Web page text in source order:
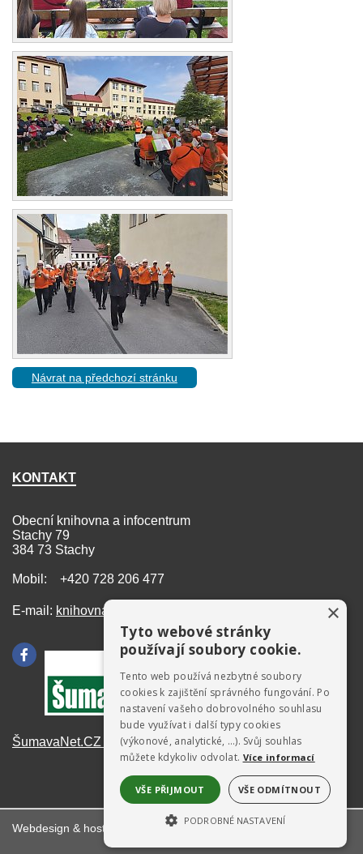
Návrat na předchozí stránku
KONTAKT
Obecní knihovna a infocentrum
Stachy 79
384 73 Stachy
Mobil: +420 728 206 477
E-mail: knihovna@stachy.net
ŠumavaNet.CZ - informace o regionu
Webdesign & hosting: ŠumavaNet.CZ
×
Tyto webové stránky
používají soubory cookie.
Tento web používá nezbytné soubory
cookies k zajištění správného fungování. Po
nastavení vašeho dobrovolného souhlasu
bude využívat i další typy cookies
(výkonové, analytické, …). Svůj souhlas
můžete kdykoliv odvolat. Více informací
VŠE PŘIJMOUT VŠE ODMÍTNOUT
PODROBNÉ NASTAVENÍ
NEZBYTNĚ NUTNÉ SOUBORY